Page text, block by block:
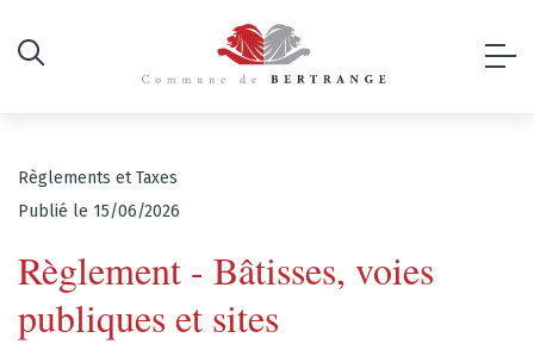
Règlements et Taxes
Publié le 15/06/2026
Règlement - Bâtisses, voies
publiques et sites